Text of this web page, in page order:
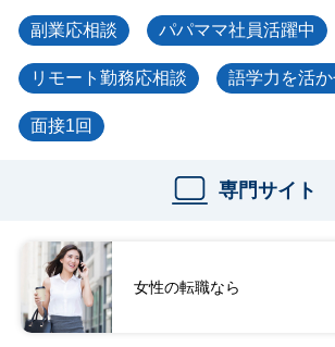
副業応相談 パパママ社員活躍中
リモート勤務応相談 語学力を活か
面接1回
専門サイト
女性の転職なら